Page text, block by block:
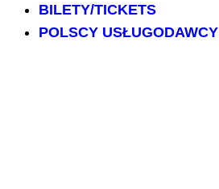
BILETY/TICKETS
POLSCY USŁUGODAWCY